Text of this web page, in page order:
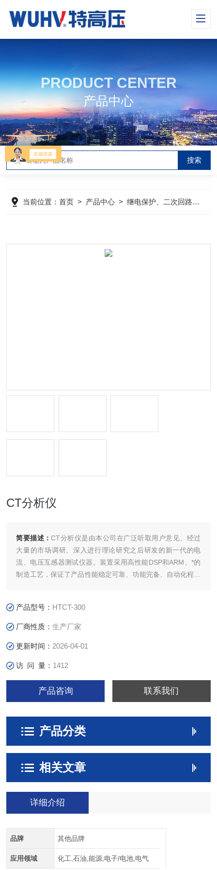
PRODUCT CENTER
产品中心
当前位置：首页 > 产品中心 >继电保护、二次回路测试仪器
CT分析仪
简要描述：CT分析仪是由本公司在广泛听取用户意见、经过
大量的市场调研、深入进行理论研究之后研发的新一代的电
流、电压互感器测试仪器。装置采用高性能DSP和ARM、*的
制造工艺，保证了产品性能稳定可靠、功能完备、自动化程度
产品型号： HTCT-300
厂商性质：生产厂家
更新时间： 2026-04-01
访 问 量： 1412
产品咨询 联系我们
产品分类
相关文章
详细介绍
品牌 其他品牌
应用领域 化工,石油,能源,电子/电池,电气